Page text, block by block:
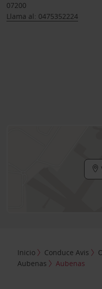
07200
Llama al: 0475352224
Inicio Conduce Avis
Aubenas
Aubenas